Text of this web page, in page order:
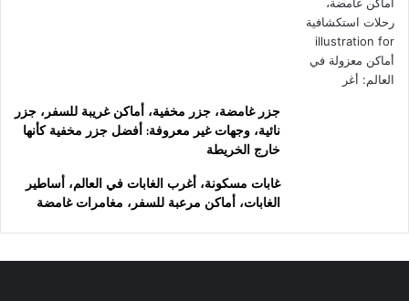
جزر غامضة، جزر مخفية، أماكن غريبة للسفر، جزر
نائية، وجهات غير معروفة: أفضل جزر مخفية كأنها
خارج الخريطة
غابات مسكونة، أغرب الغابات في العالم، أساطير
الغابات، أماكن مرعبة للسفر، مغامرات غامضة